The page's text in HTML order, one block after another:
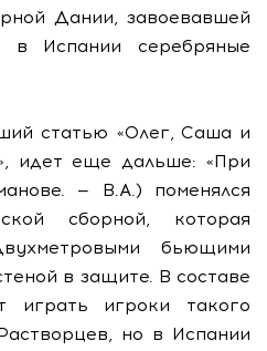
Дании, завоевавшей
в Испании серебряные
статью «Олег, Саша и
идет еще дальше: «При
— В.А.) поменялся
сборной, которая
бьющими
в защите. В составе
играть игроки такого
но в Испании